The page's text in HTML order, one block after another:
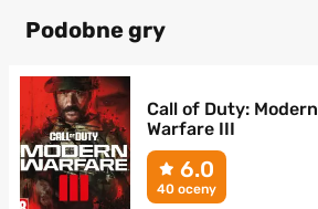
Podobne gry
Call of Duty: Modern
Warfare III
6.0
40 oceny